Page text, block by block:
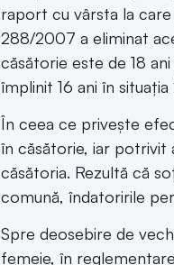
raport cu vârsta la care
288/2007 a eliminat
căsătorie este de 18
împlinit 16 ani în
În ceea ce privește
în căsătorie, iar potrivit
căsătoria. Rezultă că
comună, îndatoririle
Spre deosebire de
femeie, în